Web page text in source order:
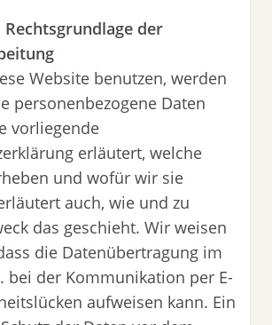
Rechtsgrundlage der
Website benutzen, werden
personenbezogene Daten
vorliegende
erläutert, welche
und wofür wir sie
auch, wie und zu
das geschieht. Wir weisen
die Datenübertragung im
bei der Kommunikation per E-
aufweisen kann. Ein